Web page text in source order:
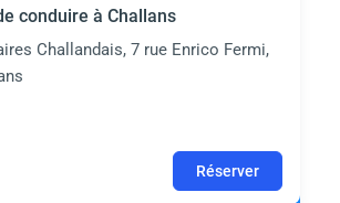
conduire à Challans
Challandais, 7 rue Enrico Fermi,
Réserver